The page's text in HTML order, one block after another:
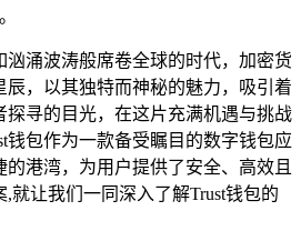
汹涌波涛般席卷全球的时代，加密货
辰，以其独特而神秘的魅力，吸引着
探寻的目光，在这片充满机遇与挑战
钱包作为一款备受瞩目的数字钱包应
港湾，为用户提供了安全、高效且
就让我们一同深入了解Trust钱包的